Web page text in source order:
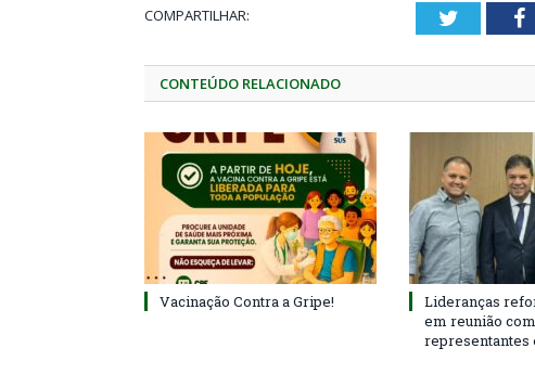
COMPARTILHAR: Twitter
CONTEÚDO RELACIONADO
Vacinação Contra a Gripe!
Lideranças
em reunião com
representantes